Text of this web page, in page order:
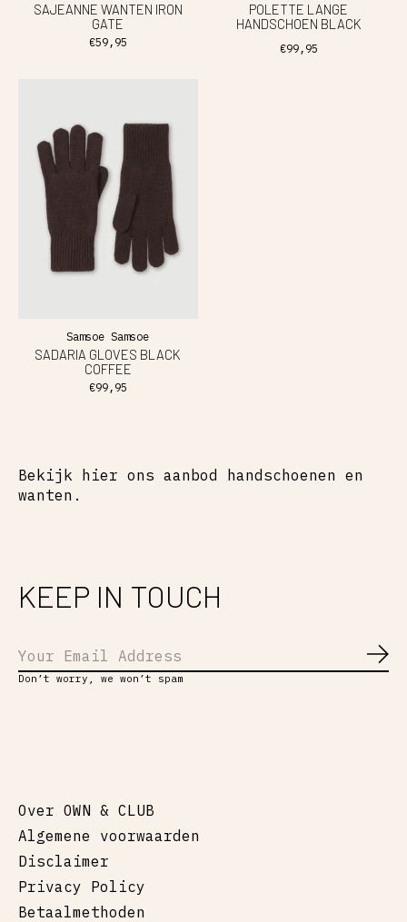
SAJEANNE WANTEN IRON
GATE
€59,95
POLETTE LANGE
HANDSCHOEN BLACK
€99,95
Samsoe Samsoe
SADARIA GLOVES BLACK
COFFEE
€99,95
Bekijk hier ons aanbod handschoenen en
wanten.
KEEP IN TOUCH
Don’t worry, we won’t spam
Over OWN & CLUB
Algemene voorwaarden
Disclaimer
Privacy Policy
Betaalmethoden